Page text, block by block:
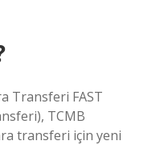
Transferi FAST
TCMB
transferi için yeni